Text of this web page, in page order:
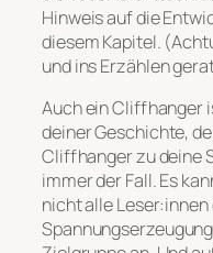
Hinweis auf die
diesem Kapitel.
und ins Erzählen
Auch ein Cliffhanger
deiner Geschichte,
Cliffhanger zu deine
immer der Fall. Es
nicht alle Leser:innen